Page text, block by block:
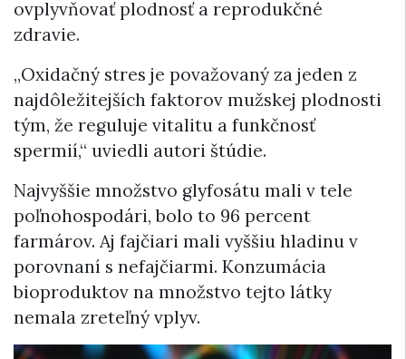
ovplyvňovať plodnosť a reprodukčné
zdravie.
„Oxidačný stres je považovaný za jeden z
najdôležitejších faktorov mužskej plodnosti
tým, že reguluje vitalitu a funkčnosť
spermií,“ uviedli autori štúdie.
Najvyššie množstvo glyfosátu mali v tele
poľnohospodári, bolo to 96 percent
farmárov. Aj fajčiari mali vyššiu hladinu v
porovnaní s nefajčiarmi. Konzumácia
bioproduktov na množstvo tejto látky
nemala zreteľný vplyv.